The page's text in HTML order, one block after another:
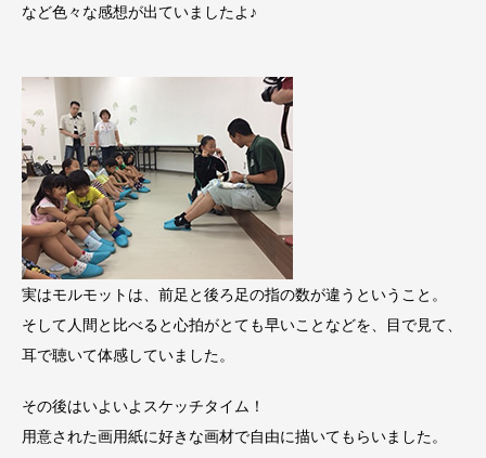
など色々な感想が出ていましたよ♪
実はモルモットは、前足と後ろ足の指の数が違うということ。
そして人間と比べると心拍がとても早いことなどを、目で見て、
耳で聴いて体感していました。
その後はいよいよスケッチタイム！
用意された画用紙に好きな画材で自由に描いてもらいました。